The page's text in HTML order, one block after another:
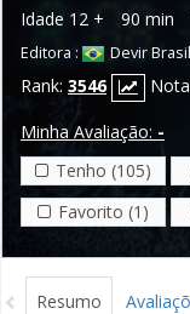
Idade 12 + 90 min
Editora : Devir Brasil
Rank: 3546
Minha Avaliação: -
Tenho (105)
Favorito (1)
Resumo